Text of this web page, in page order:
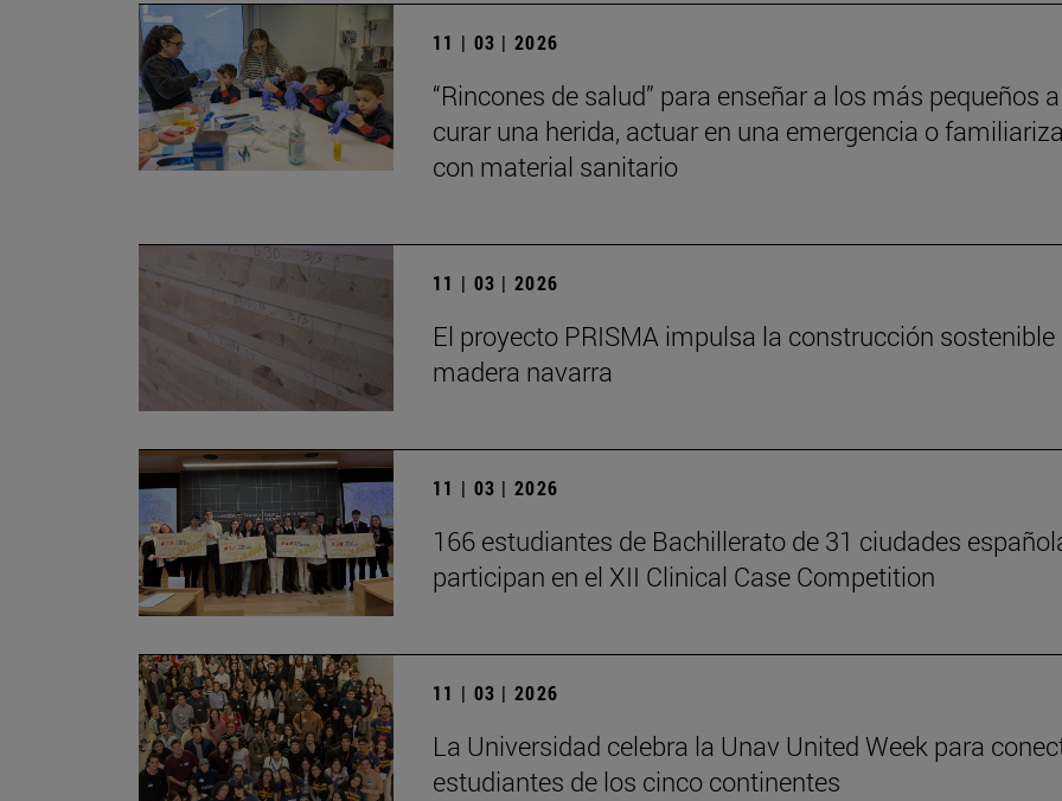
11 | 03 | 2026
“Rincones de salud” para enseñar a los más pequeños a
curar una herida, actuar en una emergencia o
con material sanitario
11 | 03 | 2026
El proyecto PRISMA impulsa la construcción sostenible
madera navarra
11 | 03 | 2026
166 estudiantes de Bachillerato de 31 ciudades
participan en el XII Clinical Case Competition
11 | 03 | 2026
La Universidad celebra la Unav United Week para
estudiantes de los cinco continentes